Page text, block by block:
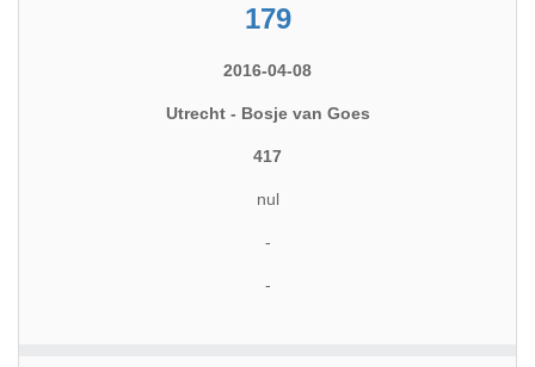
179
2016-04-08
Utrecht - Bosje van Goes
417
nul
-
-